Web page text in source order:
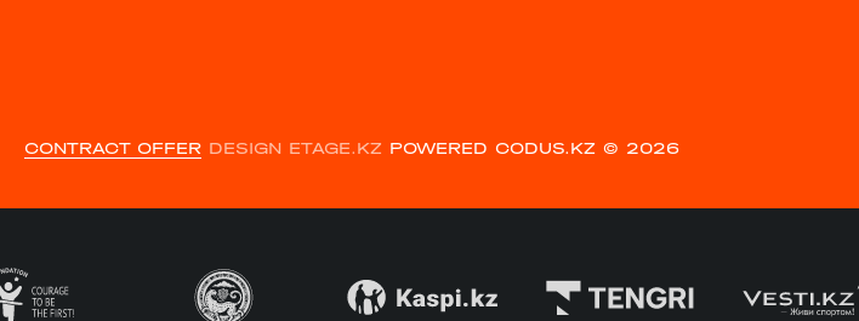
CONTRACT OFFER DESIGN ETAGE.KZ POWERED CODUS.KZ © 2026